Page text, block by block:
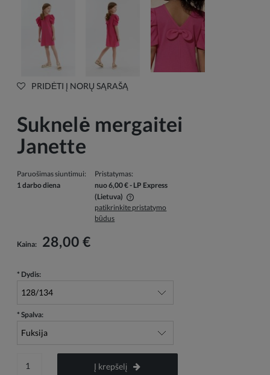
PRIDĖTI Į NORŲ SĄRAŠĄ
Suknelė mergaitei
Janette
Paruošimas siuntimui:
1 darbo diena
Pristatymas:
nuo 6,00 €- LP Express
(Lietuva)
Į kainą neįskaičiuotos galimos mokėjimo išlaidos
patikrinkite pristatymo
būdus
Kaina: 28,00 €
* Dydis:
* Spalva:
Į krepšelį